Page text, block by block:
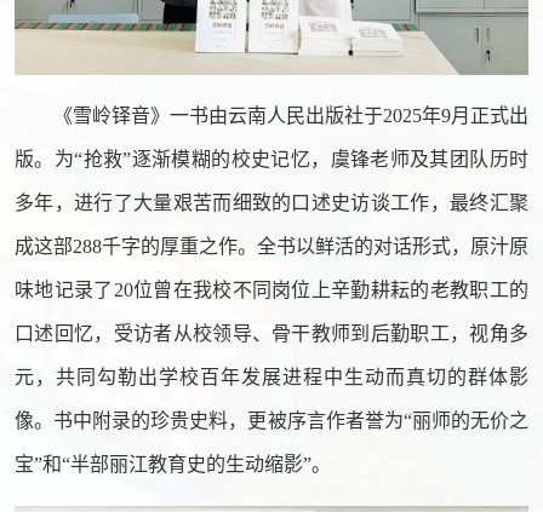
《雪岭铎音》一书由云南人民出版社于2025年9月正式出
版。为“抢救”逐渐模糊的校史记忆，虞锋老师及其团队历时
多年，进行了大量艰苦而细致的口述史访谈工作，最终汇聚
成这部288千字的厚重之作。全书以鲜活的对话形式，原汁原
味地记录了20位曾在我校不同岗位上辛勤耕耘的老教职工的
口述回忆，受访者从校领导、骨干教师到后勤职工，视角多
元，共同勾勒出学校百年发展进程中生动而真切的群体影
像。书中附录的珍贵史料，更被序言作者誉为“丽师的无价之
宝”和“半部丽江教育史的生动缩影”。